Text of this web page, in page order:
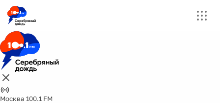
Москва 100.1 FM